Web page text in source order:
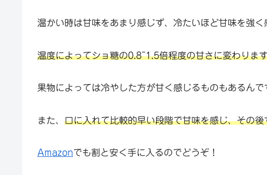
温かい時は甘味をあまり感じず、冷たいほど甘味を強く
温度によってショ糖の0.8~1.5倍程度の甘さに変わりま
果物によっては冷やした方が甘く感じるものもあるんで
また、 口に入れて比較的早い段階で甘味を感じ、その
Amazonでも割と安く手に入るのでどうぞ！